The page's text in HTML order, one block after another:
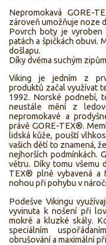
Nepromokavá GORE-
zároveň umožňuje noze
Povrch boty je
patách a špičkách obuvi.
došlapu.
Díky dvěma suchým
Viking je jedním z
produktů začal využívat
1992. Norské podnebí,
neustále mění z
nepromokavé a
právě GORE-TEX®.
lidská kůže, pouští
vašich dětí to znamená,
nejhorších podmínkách.
větru. Díky tomu všemu
TEX® plně vybavená a
nohou při pohybu v
Podešve Vikingu
vyvinuta k nošení při
mokré a kluzké skály.
speciálním
obrušování a maximální